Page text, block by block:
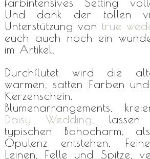
Und dank der tollen
Unterstützung von true
euch auch noch ein
im Artikel.
Durchflutet wird die
warmen, satten Farben
Kerzenschein.
Blumenarrangements,
Daisy Wedding, lassen
typischen Bohocharm,
Opulenz entstehen.
Leinen, Felle und Spitze,